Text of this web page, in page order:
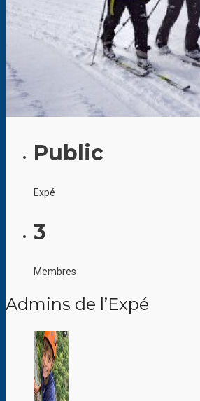
Public
Expé
3
Membres
Admins de l’Expé